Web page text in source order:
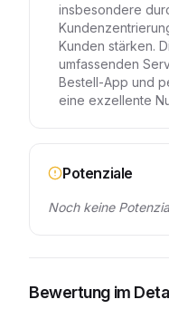
insbesondere
Kunden stärken.
umfassenden
Bestell-App und
eine exzellente
Potenziale
Noch keine
Bewertung im